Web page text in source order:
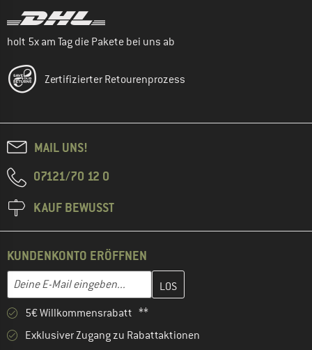
holt 5x am Tag die Pakete bei uns ab
Zertifizierter Retourenprozess
MAIL UNS!
07121/70 12 0
KAUF BEWUSST
KUNDENKONTO ERÖFFNEN
E-Mail-Adresse
Gib hier deine E-Mail-Adresse ein und erstelle im nächsten
5€ Willkommensrabatt **
Exklusiver Zugang zu Rabattaktionen